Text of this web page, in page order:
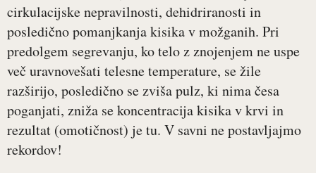
cirkulacijske nepravilnosti, dehidriranosti in
posledično pomanjkanja kisika v možganih. Pri
predolgem segrevanju, ko telo z znojenjem ne uspe
več uravnovešati telesne temperature, se žile
razširijo, posledično se zviša pulz, ki nima česa
poganjati, zniža se koncentracija kisika v krvi in
rezultat (omotičnost) je tu. V savni ne postavljajmo
rekordov!